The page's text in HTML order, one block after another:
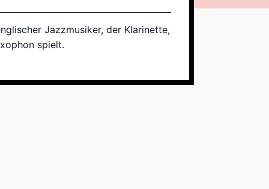
Jazzmusiker, der Klarinette,
spielt.